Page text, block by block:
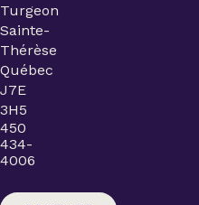
Turgeon
Sainte-
Thérèse
Québec
J7E
3H5
450
434-
4006